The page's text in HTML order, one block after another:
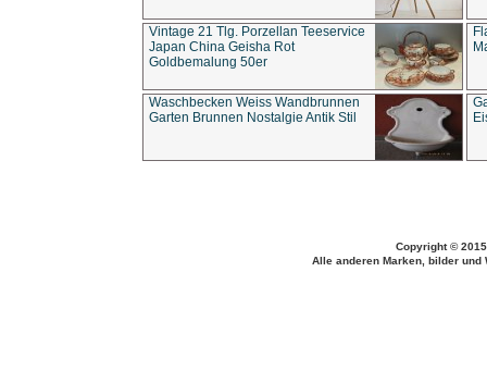
Vintage 21 Tlg. Porzellan Teeservice
Japan China Geisha Rot
Goldbemalung 50er
Waschbecken Weiss Wandbrunnen
Garten Brunnen Nostalgie Antik Stil
Copyright ©
Alle anderen Marken, bilder und